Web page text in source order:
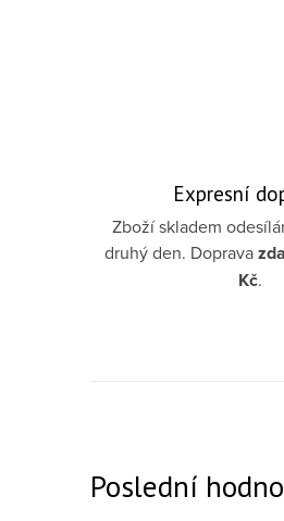
Expresní
Zboží skladem
druhý den. Doprava
Kč.
Poslední